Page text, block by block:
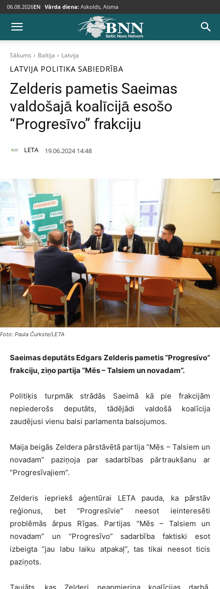
06.08.2026EN Vārda diena: Askolds, Aisma
Sākums Baltija Latvija
LATVIJA POLITIKA SABIEDRĪBA
Zelderis pametis Saeimas
valdošajā koalīcijā esošo
“Progresīvo” frakciju
LETA 19.06.2024 14:48
Foto: Paula Čurkste/LETA
Saeimas deputāts Edgars Zelderis pametis “Progresīvo”
frakciju, ziņo partija “Mēs – Talsiem un novadam”.
Politiķis turpmāk strādās Saeimā kā pie frakcijām
nepiederošs deputāts, tādējādi valdošā koalīcija
zaudējusi vienu balsi parlamenta balsojumos.
Maija beigās Zeldera pārstāvētā partija “Mēs – Talsiem un
novadam” paziņoja par sadarbības pārtraukšanu ar
“Progresīvajiem”.
Zelderis iepriekš aģentūrai LETA pauda, ka pārstāv
reģionus, bet “Progresīvie” neesot ieinteresēti
problēmās ārpus Rīgas. Partijas “Mēs – Talsiem un
novadam” un “Progresīvo” sadarbība faktiski esot
izbeigta “jau labu laiku atpakaļ”, tas tikai neesot ticis
paziņots.
Taujāts, kas Zelderi neapmierina koalīcijas darbā,